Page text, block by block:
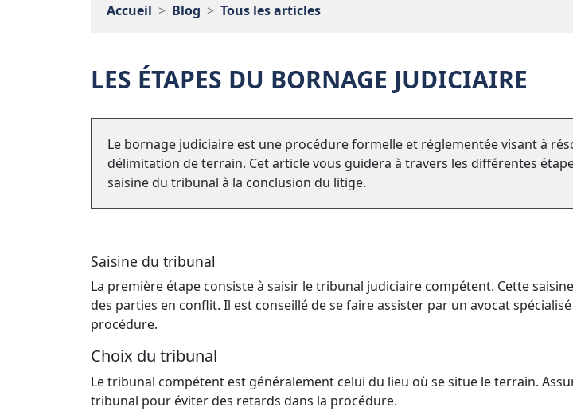
Accueil Blog Tous les articles
LES ÉTAPES DU BORNAGE JUDICIAIRE
Le bornage judiciaire est une procédure formelle et réglementée visant à
délimitation de terrain. Cet article vous guidera à travers les différentes
saisine du tribunal à la conclusion du litige.
Saisine du tribunal
La première étape consiste à saisir le tribunal judiciaire compétent. Cette
des parties en conflit. Il est conseillé de se faire assister par un avocat
procédure.
Choix du tribunal
Le tribunal compétent est généralement celui du lieu où se situe le terrain.
tribunal pour éviter des retards dans la procédure.